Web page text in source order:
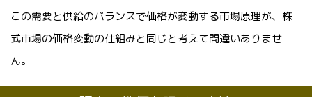
この需要と供給のバランスで価格が変動する市場原理が、株
式市場の価格変動の仕組みと同じと考えて間違いありませ
ん。